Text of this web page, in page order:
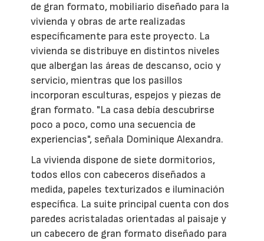
de gran formato, mobiliario diseñado para la
vivienda y obras de arte realizadas
específicamente para este proyecto. La
vivienda se distribuye en distintos niveles
que albergan las áreas de descanso, ocio y
servicio, mientras que los pasillos
incorporan esculturas, espejos y piezas de
gran formato. "La casa debía descubrirse
poco a poco, como una secuencia de
experiencias", señala Dominique Alexandra.
La vivienda dispone de siete dormitorios,
todos ellos con cabeceros diseñados a
medida, papeles texturizados e iluminación
específica. La suite principal cuenta con dos
paredes acristaladas orientadas al paisaje y
un cabecero de gran formato diseñado para